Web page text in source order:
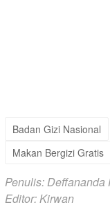
Badan Gizi Nasional
Makan Bergizi Gratis
Penulis: Deffananda
Editor: Kirwan